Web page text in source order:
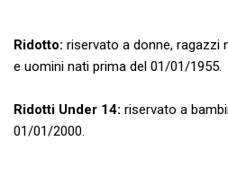
Ridotto: riservato a donne, ragazzi
e uomini nati prima del 01/01/1955.
Ridotti Under 14: riservato a
01/01/2000.